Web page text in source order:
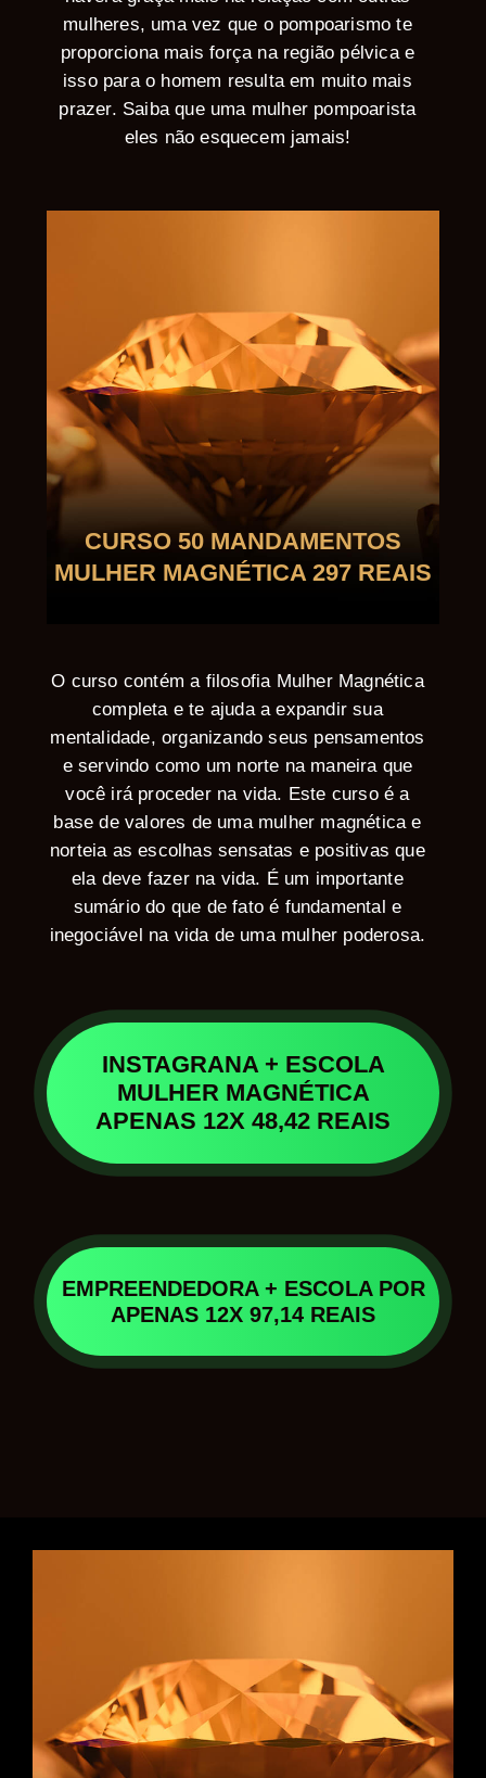
mulheres, uma vez que o pompoarismo te
proporciona mais força na região pélvica e
isso para o homem resulta em muito mais
prazer. Saiba que uma mulher pompoarista
eles não esquecem jamais!
CURSO 50 MANDAMENTOS
MULHER MAGNÉTICA 297 REAIS
O curso contém a filosofia Mulher Magnética
completa e te ajuda a expandir sua
mentalidade, organizando seus pensamentos
e servindo como um norte na maneira que
você irá proceder na vida. Este curso é a
base de valores de uma mulher magnética e
norteia as escolhas sensatas e positivas que
ela deve fazer na vida. É um importante
sumário do que de fato é fundamental e
inegociável na vida de uma mulher poderosa.
INSTAGRANA + ESCOLA
MULHER MAGNÉTICA
APENAS 12X 48,42 REAIS
EMPREENDEDORA + ESCOLA POR
APENAS 12X 97,14 REAIS